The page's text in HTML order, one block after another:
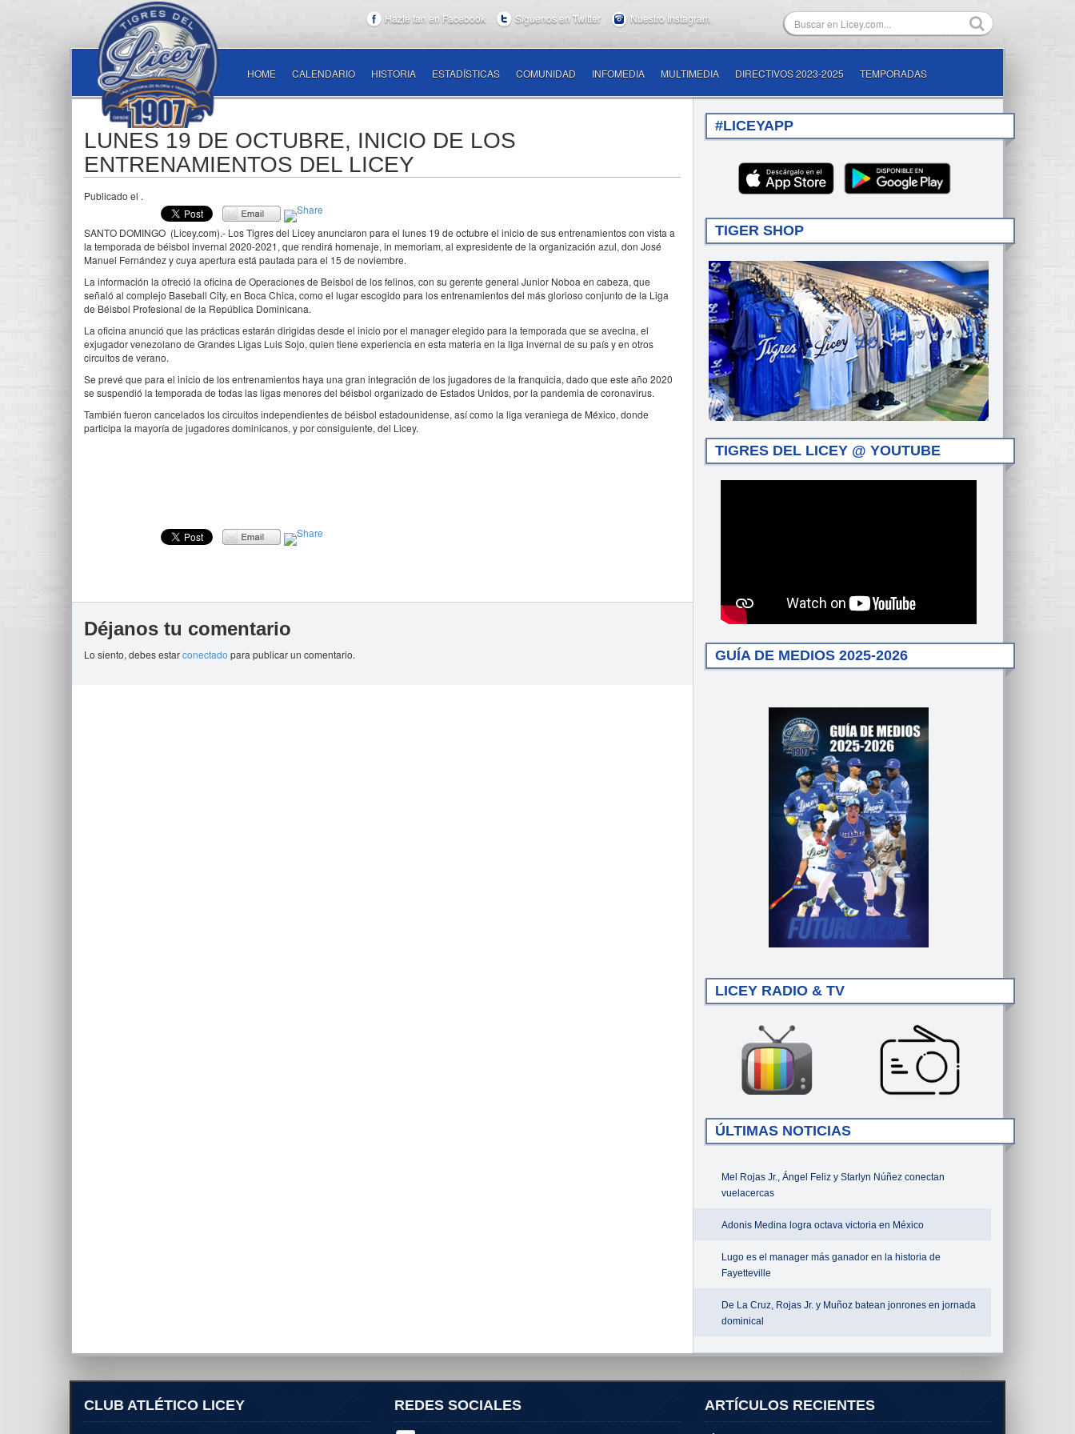
Hazte fan en Facebook Síguenos en Twitter Nuestro Instagram
HOME CALENDARIO HISTORIA ESTADÍSTICAS COMUNIDAD INFOMEDIA MULTIMEDIA DIRECTIVOS 2023-2025 TEMPORADAS
LUNES 19 DE OCTUBRE, INICIO DE LOS
ENTRENAMIENTOS DEL LICEY
Publicado el .
SANTO DOMINGO (Licey.com).- Los Tigres del Licey anunciaron para el lunes 19 de octubre el inicio de sus entrenamientos con vista a
la temporada de béisbol invernal 2020-2021, que rendirá homenaje, in memoriam, al expresidente de la organización azul, don José
Manuel Fernández y cuya apertura está pautada para el 15 de noviembre.
La información la ofreció la oficina de Operaciones de Beisbol de los felinos, con su gerente general Junior Noboa en cabeza, que
señaló al complejo Baseball City, en Boca Chica, como el lugar escogido para los entrenamientos del más glorioso conjunto de la Liga
de Béisbol Profesional de la República Dominicana.
La oficina anunció que las prácticas estarán dirigidas desde el inicio por el manager elegido para la temporada que se avecina, el
exjugador venezolano de Grandes Ligas Luis Sojo, quien tiene experiencia en esta materia en la liga invernal de su país y en otros
circuitos de verano.
Se prevé que para el inicio de los entrenamientos haya una gran integración de los jugadores de la franquicia, dado que este año 2020
se suspendió la temporada de todas las ligas menores del béisbol organizado de Estados Unidos, por la pandemia de coronavirus.
También fueron cancelados los circuitos independientes de béisbol estadounidense, así como la liga veraniega de México, donde
participa la mayoría de jugadores dominicanos, y por consiguiente, del Licey.
Déjanos tu comentario
Lo siento, debes estarconectado para publicar un comentario.
#LICEYAPP
TIGER SHOP
TIGRES DEL LICEY @ YOUTUBE
GUÍA DE MEDIOS 2025-2026
LICEY RADIO & TV
ÚLTIMAS NOTICIAS
Mel Rojas Jr., Ángel Feliz y Starlyn Núñez conectan
vuelacercas
Adonis Medina logra octava victoria en México
Lugo es el manager más ganador en la historia de
Fayetteville
De La Cruz, Rojas Jr. y Muñoz batean jonrones en jornada
dominical
CLUB ATLÉTICO LICEY REDES SOCIALES ARTÍCULOS RECIENTES